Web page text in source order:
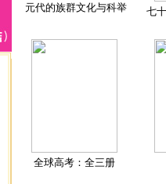
元代的族群文化与科举 七
全球高考：全三册